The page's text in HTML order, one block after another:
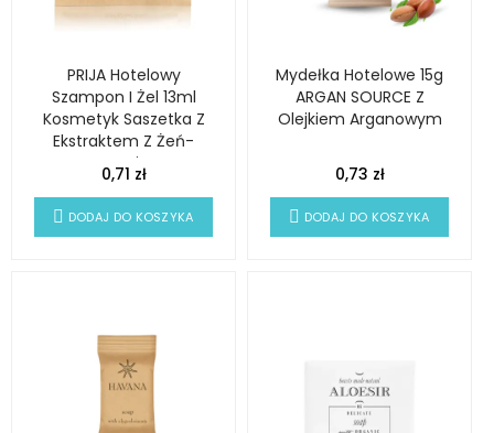
PRIJA Hotelowy
Szampon I Żel 13ml
Kosmetyk Saszetka Z
Ekstraktem Z Żeń-
Szenia
0,71 zł
DODAJ DO KOSZYKA
Mydełka Hotelowe 15g
ARGAN SOURCE Z
Olejkiem Arganowym
0,73 zł
DODAJ DO KOSZYKA